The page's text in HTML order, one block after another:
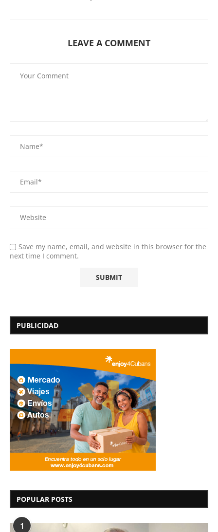
LEAVE A COMMENT
Save my name, email, and website in this browser for the
next time I comment.
PUBLICIDAD
POPULAR POSTS
1